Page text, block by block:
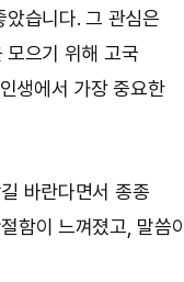
습니다. 그 관심은
모으기 위해 고국
생에서 가장 중요한
바란다면서 종종
함이 느껴졌고, 말씀이